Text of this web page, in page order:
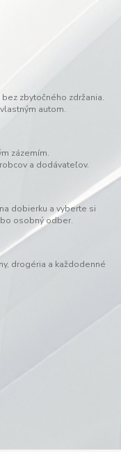
zbytočného zdržania.
autom.
zázemím.
a dodávateľov.
dobierku a vyberte si
osobný odber.
drogéria a každodenné